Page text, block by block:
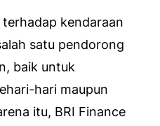
kendaraan
satu pendorong
baik untuk
hari maupun
itu, BRI Finance